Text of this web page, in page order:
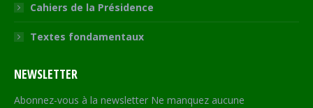
Cahiers de la Présidence
Textes fondamentaux
NEWSLETTER
Abonnez-vous à la newsletter Ne manquez aucune